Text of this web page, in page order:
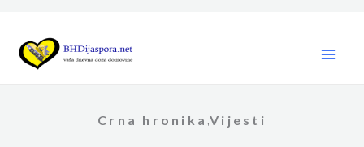
content
Crna hronika ,Vijesti